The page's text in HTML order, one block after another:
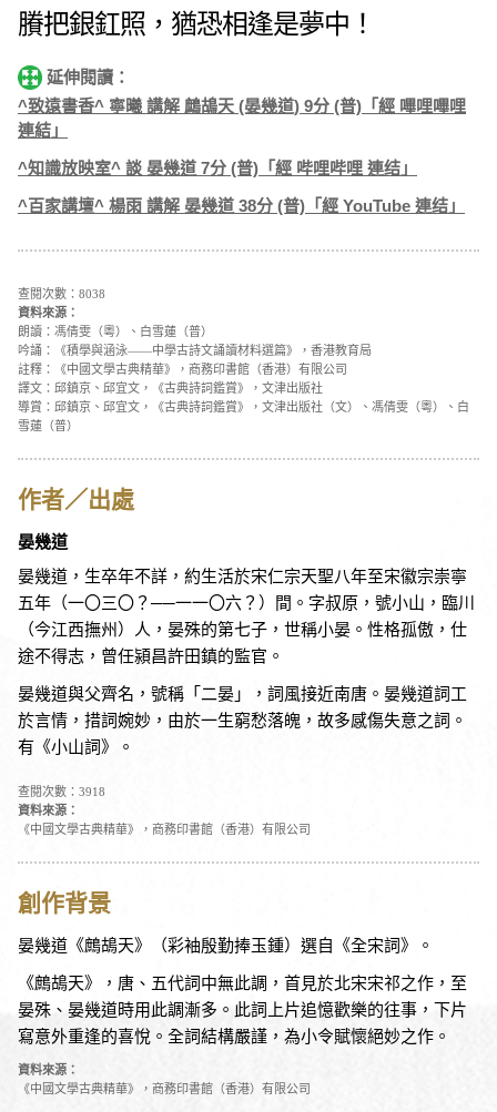
賸把銀釭照，猶恐相逢是夢中！
延伸閱讀：
^致遠書香^ 寧曦 講解 鷓鴣天 (晏幾道) 9分 (普)「經 嗶哩嗶哩
連結」
^知識放映室^ 談 晏幾道 7分 (普)「經 哔哩哔哩 連结」
^百家講壇^ 楊雨 講解 晏幾道 38分 (普)「經 YouTube 連结」
查閱次數：8038
資料來源：
朗讀：馮倩雯（粵）、白雪蓮（普）
吟誦：《積學與涵泳——中學古詩文誦讀材料選篇》，香港教育局
註釋：《中國文學古典精華》，商務印書館（香港）有限公司
譯文：邱鎮京、邱宜文，《古典詩詞鑑賞》，文津出版社
導賞：邱鎮京、邱宜文，《古典詩詞鑑賞》，文津出版社（文）、馮倩雯（粵）、白
雪蓮（普）
作者／出處
晏幾道
晏幾道，生卒年不詳，約生活於宋仁宗天聖八年至宋徽宗崇寧
五年（一〇三〇？──一一〇六？）間。字叔原，號小山，臨川
（今江西撫州）人，晏殊的第七子，世稱小晏。性格孤傲，仕
途不得志，曾任潁昌許田鎮的監官。
晏幾道與父齊名，號稱「二晏」，詞風接近南唐。晏幾道詞工
於言情，措詞婉妙，由於一生窮愁落魄，故多感傷失意之詞。
有《小山詞》。
查閱次數：3918
資料來源：
《中國文學古典精華》，商務印書館（香港）有限公司
創作背景
晏幾道《鷓鴣天》（彩袖殷勤捧玉鍾）選自《全宋詞》。
《鷓鴣天》，唐、五代詞中無此調，首見於北宋宋祁之作，至
晏殊、晏幾道時用此調漸多。此詞上片追憶歡樂的往事，下片
寫意外重逢的喜悅。全詞結構嚴謹，為小令賦懷絕妙之作。
資料來源：
《中國文學古典精華》，商務印書館（香港）有限公司